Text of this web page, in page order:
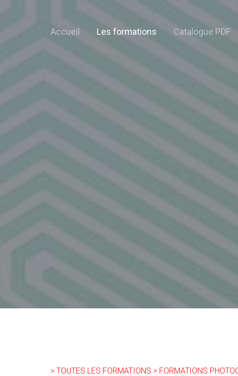
Accueil Les formations Catalogue PDF
> TOUTES LES FORMATIONS > FORMATIONS